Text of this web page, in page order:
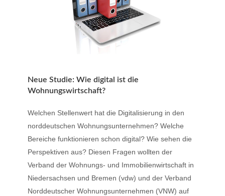
Neue Studie: Wie digital ist die
Wohnungswirtschaft?
Welchen Stellenwert hat die Digitalisierung in den
norddeutschen Wohnungsunternehmen? Welche
Bereiche funktionieren schon digital? Wie sehen die
Perspektiven aus? Diesen Fragen wollten der
Verband der Wohnungs- und Immobilienwirtschaft in
Niedersachsen und Bremen (vdw) und der Verband
Norddeutscher Wohnungsunternehmen (VNW) auf